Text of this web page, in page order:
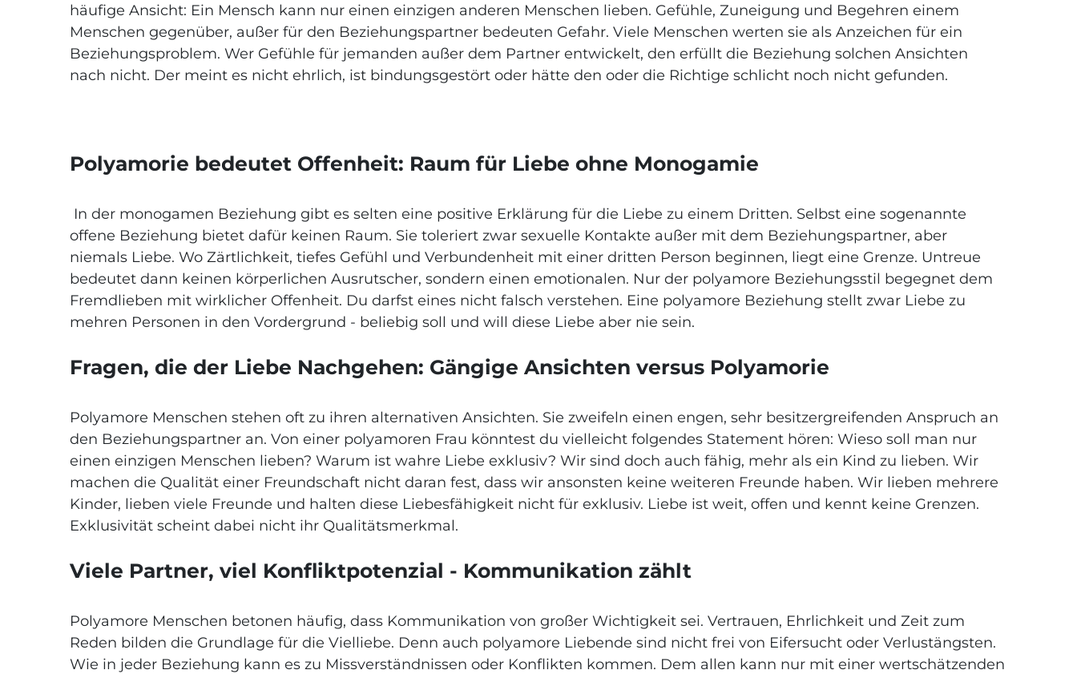
häufige Ansicht: Ein Mensch kann nur einen einzigen anderen Menschen lieben. Gefühle, Zuneigung und Begehren einem
Menschen gegenüber, außer für den Beziehungspartner bedeuten Gefahr. Viele Menschen werten sie als Anzeichen für ein
Beziehungsproblem. Wer Gefühle für jemanden außer dem Partner entwickelt, den erfüllt die Beziehung solchen Ansichten
nach nicht. Der meint es nicht ehrlich, ist bindungsgestört oder hätte den oder die Richtige schlicht noch nicht gefunden.
Polyamorie bedeutet Offenheit: Raum für Liebe ohne Monogamie
In der monogamen Beziehung gibt es selten eine positive Erklärung für die Liebe zu einem Dritten. Selbst eine sogenannte
offene Beziehung bietet dafür keinen Raum. Sie toleriert zwar sexuelle Kontakte außer mit dem Beziehungspartner, aber
niemals Liebe. Wo Zärtlichkeit, tiefes Gefühl und Verbundenheit mit einer dritten Person beginnen, liegt eine Grenze. Untreue
bedeutet dann keinen körperlichen Ausrutscher, sondern einen emotionalen. Nur der polyamore Beziehungsstil begegnet dem
Fremdlieben mit wirklicher Offenheit. Du darfst eines nicht falsch verstehen. Eine polyamore Beziehung stellt zwar Liebe zu
mehren Personen in den Vordergrund - beliebig soll und will diese Liebe aber nie sein.
Fragen, die der Liebe Nachgehen: Gängige Ansichten versus Polyamorie
Polyamore Menschen stehen oft zu ihren alternativen Ansichten. Sie zweifeln einen engen, sehr besitzergreifenden Anspruch an
den Beziehungspartner an. Von einer polyamoren Frau könntest du vielleicht folgendes Statement hören: Wieso soll man nur
einen einzigen Menschen lieben? Warum ist wahre Liebe exklusiv? Wir sind doch auch fähig, mehr als ein Kind zu lieben. Wir
machen die Qualität einer Freundschaft nicht daran fest, dass wir ansonsten keine weiteren Freunde haben. Wir lieben mehrere
Kinder, lieben viele Freunde und halten diese Liebesfähigkeit nicht für exklusiv. Liebe ist weit, offen und kennt keine Grenzen.
Exklusivität scheint dabei nicht ihr Qualitätsmerkmal.
Viele Partner, viel Konfliktpotenzial - Kommunikation zählt
Polyamore Menschen betonen häufig, dass Kommunikation von großer Wichtigkeit sei. Vertrauen, Ehrlichkeit und Zeit zum
Reden bilden die Grundlage für die Vielliebe. Denn auch polyamore Liebende sind nicht frei von Eifersucht oder Verlustängsten.
Wie in jeder Beziehung kann es zu Missverständnissen oder Konflikten kommen. Dem allen kann nur mit einer wertschätzenden